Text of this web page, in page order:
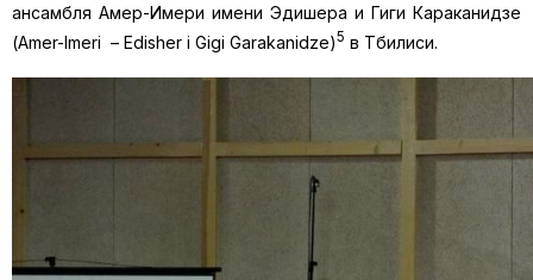
ансамбля Амер-Имери имени Эдишера и Гиги Караканидзе
(Amer-Imeri – Edisher i Gigi Garakanidze)5 в Тбилиси.